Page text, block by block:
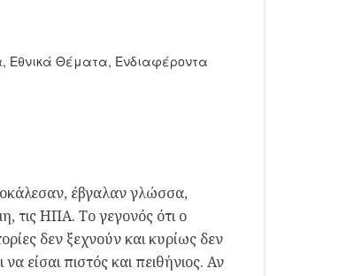
, Εθνικά Θέματα, Ενδιαφέροντα
έβγαλαν γλώσσα,
τις ΗΠΑ. Το γεγονός ότι ο
δεν ξεχνούν και κυρίως δεν
είσαι πιστός και πειθήνιος. Αν